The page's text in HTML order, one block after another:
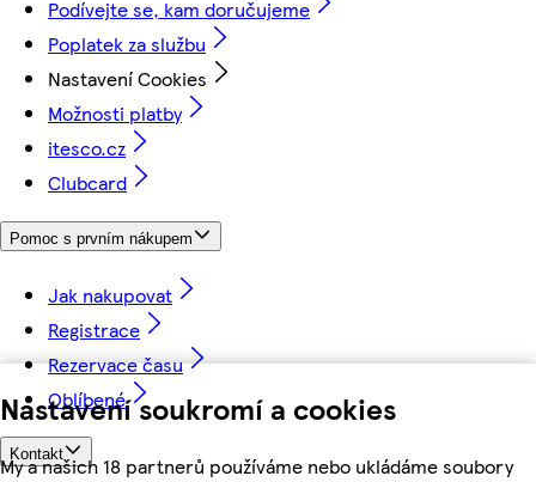
Nastavení soukromí a cookies
My a našich 18 partnerů používáme nebo ukládáme soubory
Podívejte se, kam doručujeme
Poplatek za službu
Nastavení Cookies
Možnosti platby
itesco.cz
Clubcard
Pomoc s prvním nákupem
Jak nakupovat
Registrace
Rezervace času
Oblíbené
Kontakt